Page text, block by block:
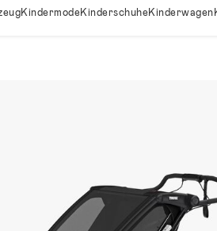
KindermodeKinderschuheKinderwagen